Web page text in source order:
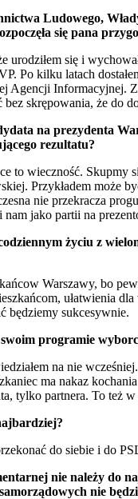
Ludowego,
się pana
urodziłem się i
Po kilku latach
Agencji Informacyjnej.
skrępowania, że do
na prezydenta
rezultatu?
to wieczność. Skupmy
Przykładem może
nie przekracza
jako partii na
życiu z
Warszawy, bo
ułatwienia
będziemy sukcesywnie.
programie
na nie
ma nakaz
tylko partnera. To też
do siebie i do
nie należy do
nie